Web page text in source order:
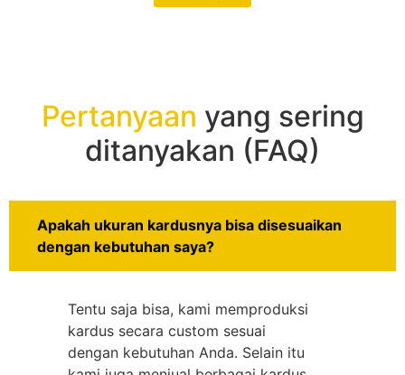
Pertanyaan yang sering
ditanyakan (FAQ)
Apakah ukuran kardusnya bisa disesuaikan
dengan kebutuhan saya?
Tentu saja bisa, kami memproduksi
kardus secara custom sesuai
dengan kebutuhan Anda. Selain itu